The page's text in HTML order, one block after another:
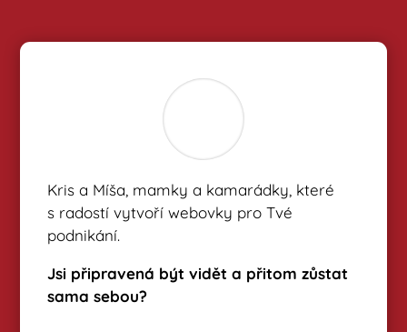
Kris a Míša, mamky a kamarádky, které
s radostí vytvoří webovky pro Tvé
podnikání.
Jsi připravená být vidět a přitom zůstat
sama sebou?